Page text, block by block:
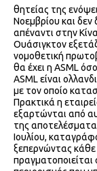
θητείας της
Νοεμβρίου και δεν
απέναντι στην
Ουάσιγκτον
νομοθετική
θα έχει η ASML
ASML είναι
με τον οποίο
Πρακτικά η
εξαρτώνται από
της
Ιουλίου,
ξεπερνώντας
πραγματοποιείται